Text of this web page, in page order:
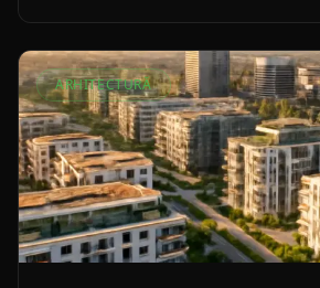
ARHITECTURĂ